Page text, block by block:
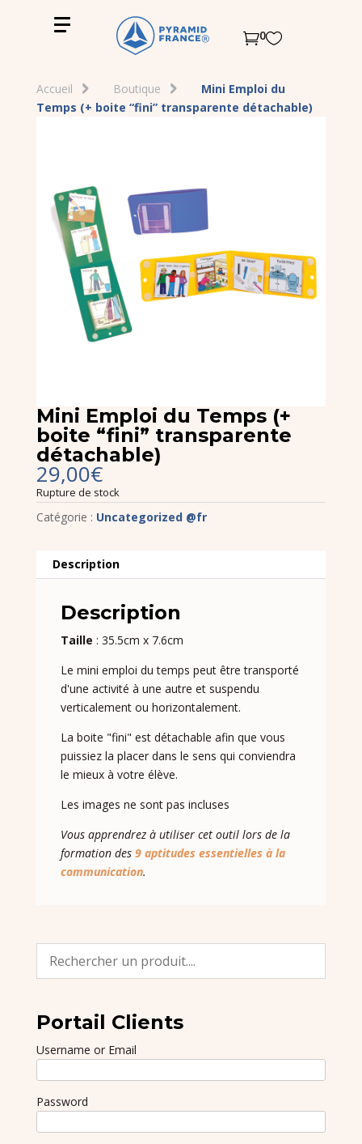
0
Accueil Boutique
Mini Emploi du
Temps (+ boite “fini” transparente détachable)
Mini Emploi du Temps (+
boite “fini” transparente
détachable)
29,00€
Rupture de stock
Catégorie : Uncategorized @fr
Description
Description
Taille : 35.5cm x 7.6cm
Le mini emploi du temps peut être transporté
d'une activité à une autre et suspendu
verticalement ou horizontalement.
La boite "fini" est détachable afin que vous
puissiez la placer dans le sens qui conviendra
le mieux à votre élève.
Les images ne sont pas incluses
Vous apprendrez à utiliser cet outil lors de la
formation des 9 aptitudes essentielles à la
communication.
Portail Clients
Username or Email
Password